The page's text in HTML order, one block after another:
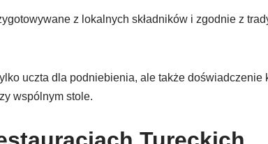
z lokalnych składników i zgodnie z
uczta dla podniebienia, ale także doświadczenie
wspólnym stole.